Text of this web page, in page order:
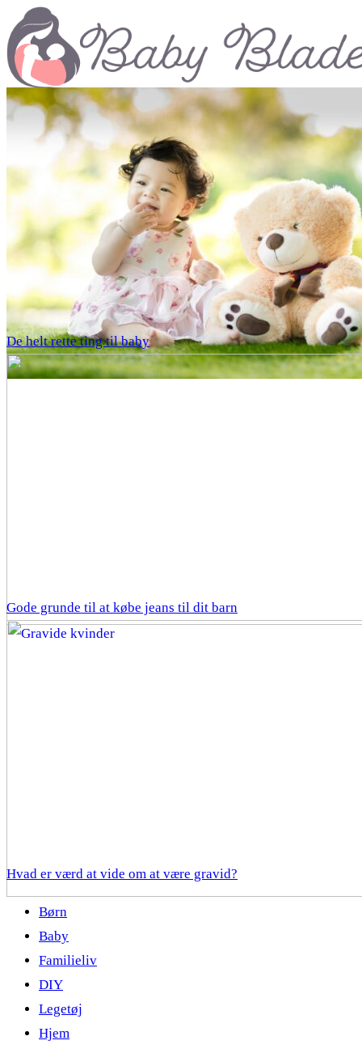
De helt rette ting til baby
Gode grunde til at købe jeans til dit barn
Hvad er værd at vide om at være gravid?
Børn
Baby
Familieliv
DIY
Legetøj
Hjem